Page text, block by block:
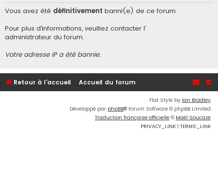
h
Vous avez été définitivement banni(e) de ce forum.
Pour plus d’informations, veuillez contacter l’
administrateur du forum.
Votre adresse IP a été bannie.
Retour à l'accueil Accueil du forum
Flat Style by Ian Bradley
Développé par phpBB® Forum Software © phpBB Limited
Traduction française officielle © Maël Soucaze
PRIVACY_LINK | TERMS_LINK